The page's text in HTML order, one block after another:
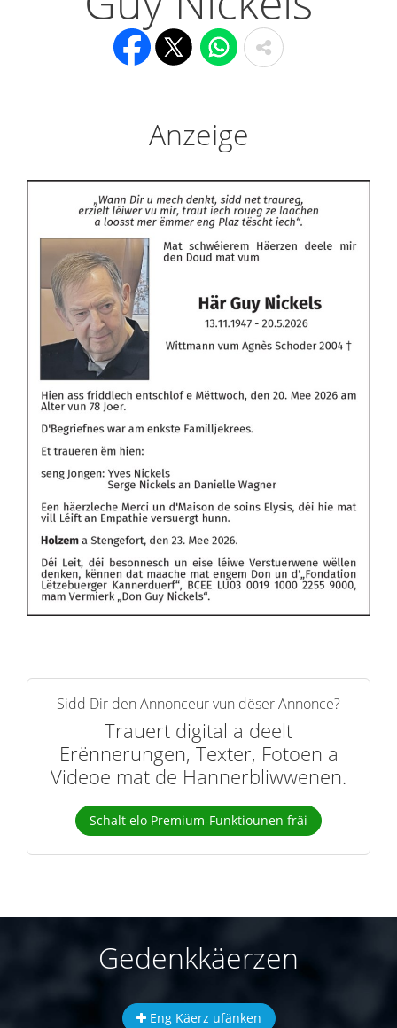
Anzeige
Sidd Dir den Annonceur vun dëser Annonce?
Trauert digital a deelt
Erënnerungen, Texter, Fotoen a
Videoe mat de Hannerbliwwenen.
Schalt elo Premium-Funktiounen fräi
Gedenkkäerzen
Eng Käerz ufänken